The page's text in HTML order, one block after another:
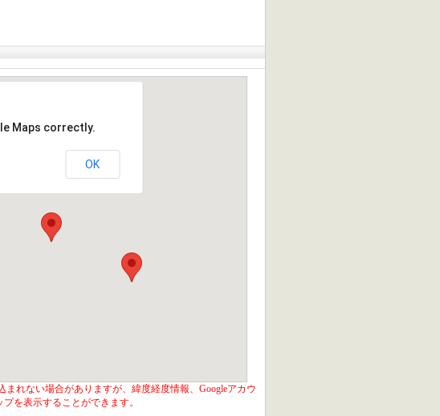
Maps correctly.
OK
れない場合がありますが、緯度経度情報、Googleアカウ
を表示することができます。